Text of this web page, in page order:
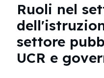
Ruoli nel
settore
UCR e